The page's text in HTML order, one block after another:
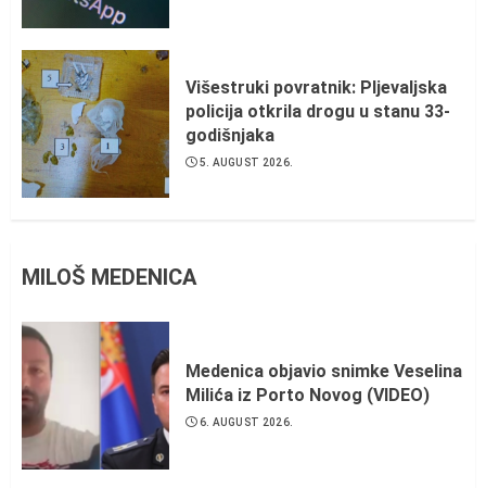
Višestruki povratnik: Pljevaljska
policija otkrila drogu u stanu 33-
godišnjaka
5. AUGUST 2026.
MILOŠ MEDENICA
Medenica objavio snimke Veselina
Milića iz Porto Novog (VIDEO)
6. AUGUST 2026.